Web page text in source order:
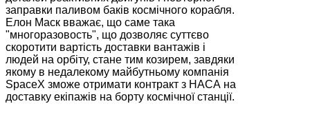
заправки паливом баків космічного корабля.
Елон Маск вважає, що саме така
"многоразовость", що дозволяє суттєво
скоротити вартість доставки вантажів і
людей на орбіту, стане тим козирем, завдяки
якому в недалекому майбутньому компанія
SpaceX зможе отримати контракт з НАСА на
доставку екіпажів на борту космічної станції.